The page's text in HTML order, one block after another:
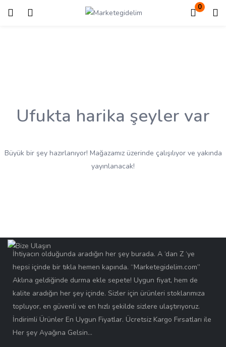
0
Giriş Kayıt ol
Ufukta harika şeyler var
Büyük bir şey hazırlanıyor! Mağazamız üzerinde çalışılıyor ve yakında
yayınlanacak!
İhtiyacın olduğunda aradığın her şey burada. A ‘dan Z ‘ye
hepsi içinde bir tıkla hemen kapında. “Marketegidelim.com”
Aklına geldiğinde durma ekle sepete! Uygun fiyat, hem de
kalite aradığın her şey içinde. Sizler için ürünleri stoklarımıza
topluyor, en güvenli ve en hızlı şekilde sizlere ulaştırıyoruz.
İndirimli Ürünler En Uygun Fiyatlar. Ücretsiz Kargo Fırsatları ile
Her şey Ayağına Gelsin…